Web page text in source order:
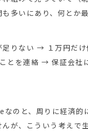
多いにあり、何とか
足りない → １万円だ
とを連絡 → 保証会社
のと、周りに経済的
が、こういう考えで